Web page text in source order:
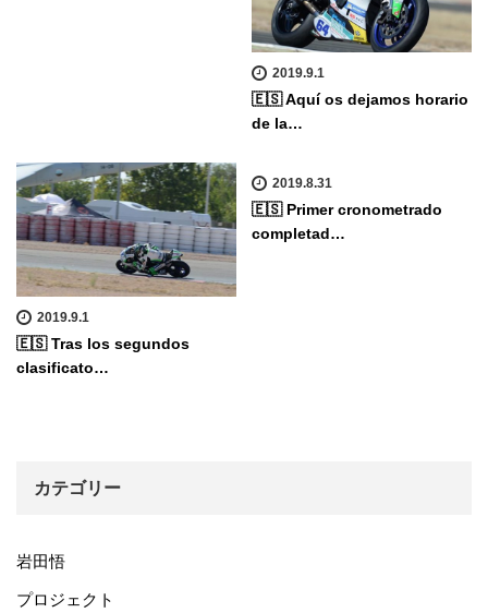
2019.9.1
🇪🇸 Aquí os dejamos horario
de la…
2019.9.1
🇪🇸 Tras los segundos
clasificato…
2019.8.31
🇪🇸 Primer cronometrado
completad…
カテゴリー
岩田悟
プロジェクト